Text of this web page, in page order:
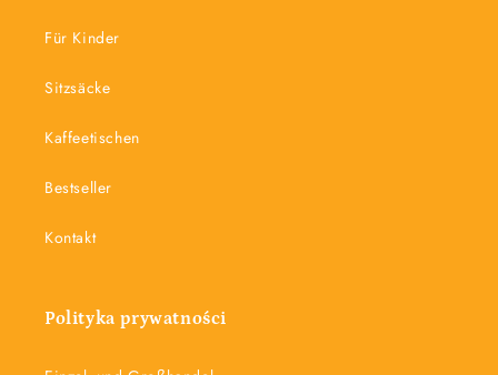
Für Kinder
Sitzsäcke
Kaffeetischen
Bestseller
Kontakt
Polityka prywatności